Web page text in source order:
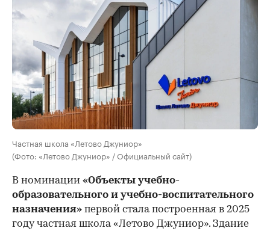
Частная школа «Летово Джуниор»
(Фото: «Летово Джуниор» / Официальный сайт)
В номинации «Объекты учебно-
образовательного и учебно-воспитательного
назначения» первой стала построенная в 2025
году частная школа «Летово Джуниор». Здание